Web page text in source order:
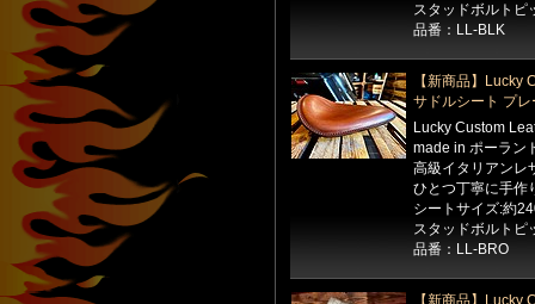
スタッドボルトピ
品番：LL-BLK
【新商品】Lucky
サドルシート プレ
Lucky Custom
made in ポーラン
高級イタリアンレ
ひとつ丁寧に手作
シートサイズ:約
スタッドボルトピ
品番：LL-BRO